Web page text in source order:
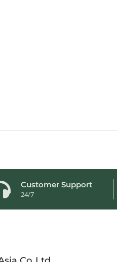
Customer Support
24/7